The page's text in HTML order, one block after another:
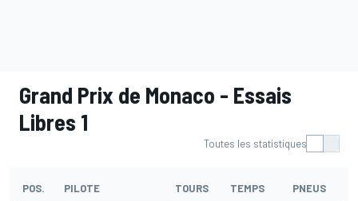
Grand Prix de Monaco - Essais
Libres 1
Toutes les statistiques
POS. PILOTE TOURS TEMPS PNEUS